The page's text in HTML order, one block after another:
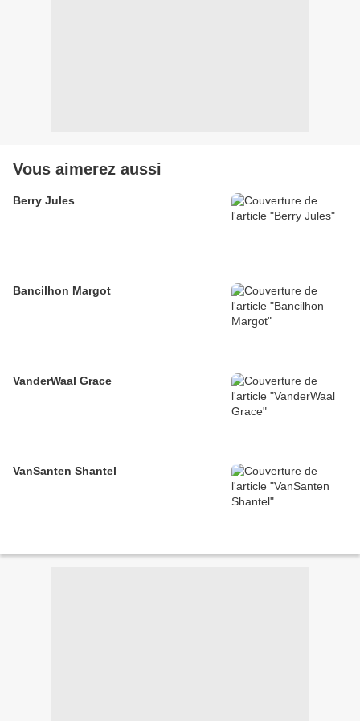
Vous aimerez aussi
Berry Jules
Bancilhon Margot
VanderWaal Grace
VanSanten Shantel